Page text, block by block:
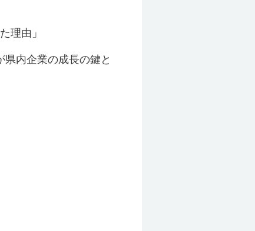
理由」
県内企業の成長の鍵と